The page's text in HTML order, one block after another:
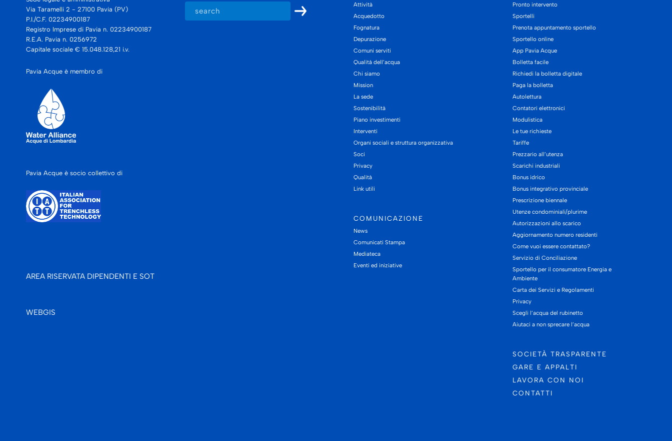
Via Taramelli 2 - 27100 Pavia (PV)
P.I./C.F. 02234900187
Registro Imprese di Pavia n. 02234900187
R.E.A. Pavia n. 0256972
Capitale sociale € 15.048.128,21 i.v.
Pavia Acque è membro di
Pavia Acque è socio collettivo di
AREA RISERVATA DIPENDENTI E SOT
WEBGIS
Attività
Acquedotto
Fognatura
Depurazione
Comuni serviti
Qualità dell’acqua
Chi siamo
Mission
La sede
Sostenibilità
Piano investimenti
Interventi
Organi sociali e struttura organizzativa
Soci
Privacy
Qualità
Link utili
COMUNICAZIONE
News
Comunicati Stampa
Mediateca
Eventi ed iniziative
Pronto intervento
Sportelli
Prenota appuntamento sportello
Sportello online
App Pavia Acque
Bolletta facile
Richiedi la bolletta digitale
Paga la bolletta
Autolettura
Contatori elettronici
Modulistica
Le tue richieste
Tariffe
Prezzario all’utenza
Scarichi industriali
Bonus idrico
Bonus integrativo provinciale
Prescrizione biennale
Utenze condominiali/plurime
Autorizzazioni allo scarico
Aggiornamento numero residenti
Come vuoi essere contattato?
Servizio di Conciliazione
Sportello per il consumatore Energia e
Ambiente
Carta dei Servizi e Regolamenti
Privacy
Scegli l’acqua del rubinetto
Aiutaci a non sprecare l’acqua
SOCIETÀ TRASPARENTE
GARE E APPALTI
LAVORA CON NOI
CONTATTI